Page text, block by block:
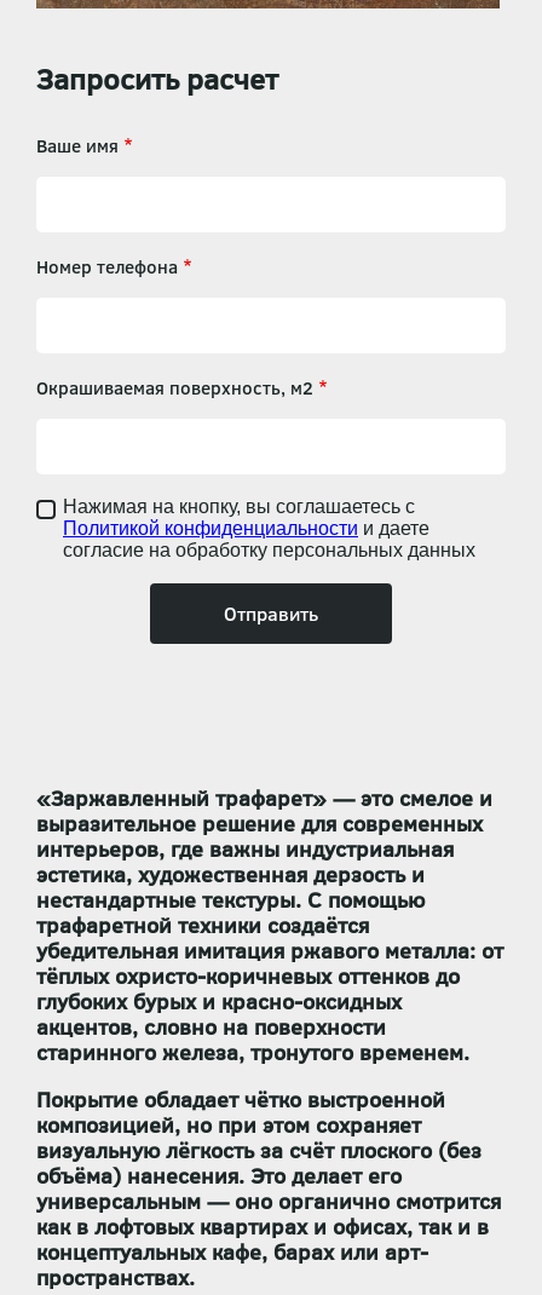
Запросить расчет
Ваше имя
Номер телефона
Окрашиваемая поверхность, м2
Нажимая на кнопку, вы соглашаетесь с
Политикой конфиденциальности и даете
согласие на обработку персональных данных
«Заржавленный трафарет» — это смелое и
выразительное решение для современных
интерьеров, где важны индустриальная
эстетика, художественная дерзость и
нестандартные текстуры. С помощью
трафаретной техники создаётся
убедительная имитация ржавого металла: от
тёплых охристо-коричневых оттенков до
глубоких бурых и красно-оксидных
акцентов, словно на поверхности
старинного железа, тронутого временем.
Покрытие обладает чётко выстроенной
композицией, но при этом сохраняет
визуальную лёгкость за счёт плоского (без
объёма) нанесения. Это делает его
универсальным — оно органично смотрится
как в лофтовых квартирах и офисах, так и в
концептуальных кафе, барах или арт-
пространствах.